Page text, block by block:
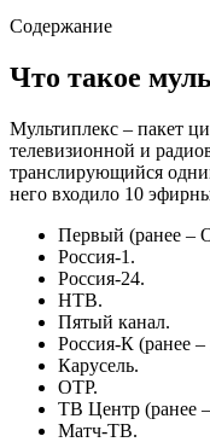
Содержание
Что такое
Мультиплекс – пакет
телевизионной и
транслирующийся
него входило 10
Первый (ранее –
Россия-1.
Россия-24.
НТВ.
Пятый канал.
Россия-К (ранее –
Карусель.
ОТР.
ТВ Центр (ранее
Матч-ТВ.